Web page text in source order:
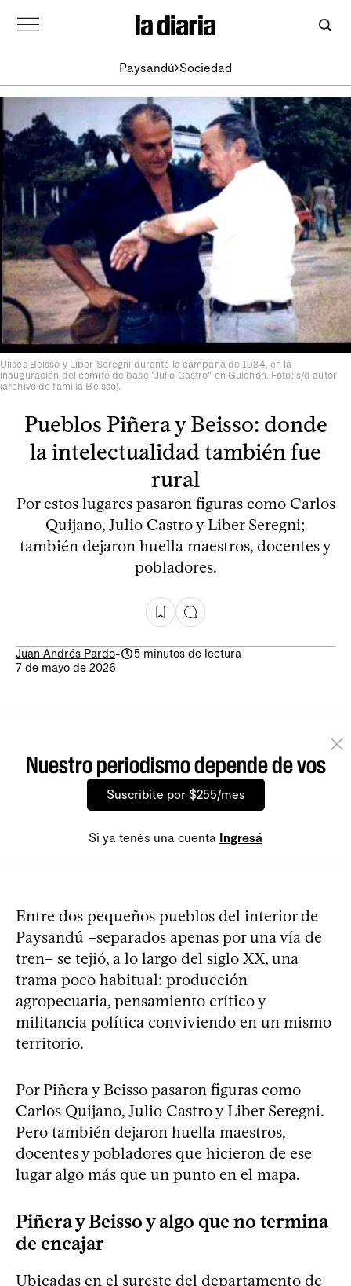
Paysandú Sociedad
Ulises Beisso y Liber Seregni durante la campaña de 1984, en la
inauguración del comité de base "Julio Castro" en Guichón. Foto: s/d autor
(archivo de familia Beisso).
Pueblos Piñera y Beisso: donde
la intelectualidad también fue
rural
Por estos lugares pasaron figuras como Carlos
Quijano, Julio Castro y Liber Seregni;
también dejaron huella maestros, docentes y
pobladores.
Juan Andrés Pardo-
5 minutos de lectura
7 de mayo de 2026
Nuestro periodismo depende de vos
Suscribite por $255/mes
Si ya tenés una cuenta Ingresá
Entre dos pequeños pueblos del interior de
Paysandú –separados apenas por una vía de
tren– se tejió, a lo largo del siglo XX, una
trama poco habitual: producción
agropecuaria, pensamiento crítico y
militancia política conviviendo en un mismo
territorio.
Por Piñera y Beisso pasaron figuras como
Carlos Quijano, Julio Castro y Liber Seregni.
Pero también dejaron huella maestros,
docentes y pobladores que hicieron de ese
lugar algo más que un punto en el mapa.
Piñera y Beisso y algo que no termina
de encajar
Ubicadas en el sureste del departamento de